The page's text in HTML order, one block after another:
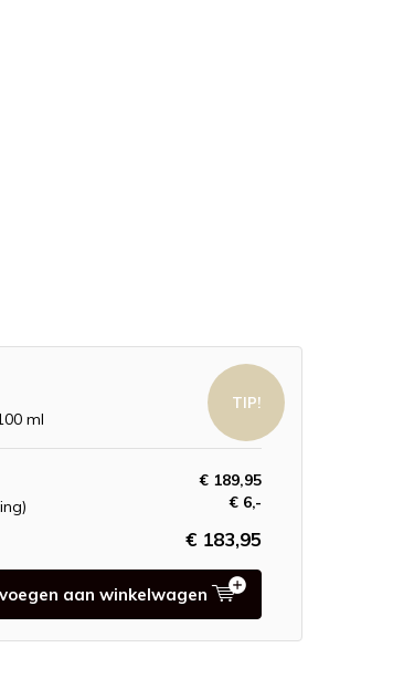
ml
€ 189,95
€ 6,-
€ 183,95
TIP!
aan winkelwagen